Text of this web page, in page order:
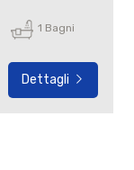
1 Bagni
Dettagli